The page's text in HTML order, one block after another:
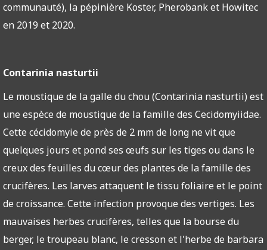
communauté), la pépinière Koster, Pherobank et Howitec
en 2019 et 2020.
Contarinia nasturtii
Le moustique de la galle du chou (Contarinia nasturtii) est
une espèce de moustique de la famille des Cecidomyiidae.
Cette cécidomyie de près de 2 mm de long ne vit que
quelques jours et pond ses œufs sur les tiges ou dans le
creux des feuilles du cœur des plantes de la famille des
crucifères. Les larves attaquent le tissu foliaire et le point
de croissance. Cette infection provoque des vertiges. Les
mauvaises herbes crucifères, telles que la bourse du
berger, le troupeau blanc, le cresson et l'herbe de barbara